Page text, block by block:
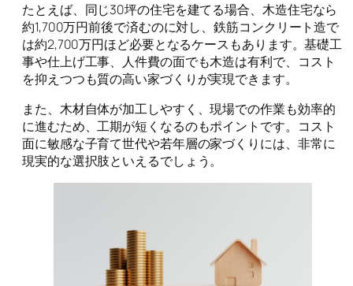
たとえば、同じ30坪の住宅を建てる場合、木造住宅なら
約1,700万円前後で済むのに対し、鉄筋コンクリート造で
は約2,700万円ほど必要となるケースもあります。基礎工
事や仕上げ工事、人件費の面でも木造は有利で、コスト
を抑えつつも質の高い家づくりが実現できます。
また、木材自体が加工しやすく、現場での作業も効率的
に進むため、工期が短くなるのもポイントです。コスト
面に敏感な子育て世代や若年層の家づくりには、非常に
現実的な選択肢といえるでしょう。